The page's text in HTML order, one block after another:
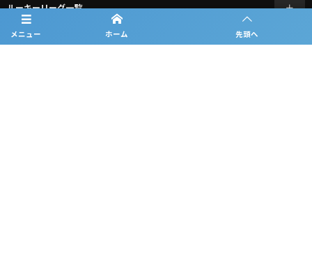
メニュー ホーム 先頭へ
ルーキーリーグ一覧
問合せ